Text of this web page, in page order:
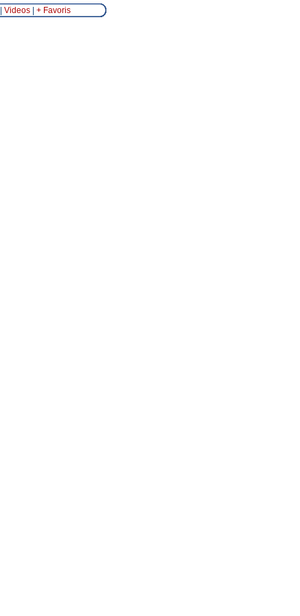
Videos| + Favoris